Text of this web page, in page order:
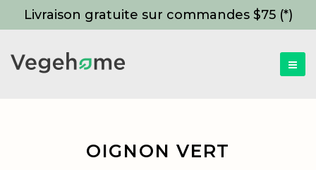
Livraison gratuite sur commandes $75 (*)
OIGNON VERT